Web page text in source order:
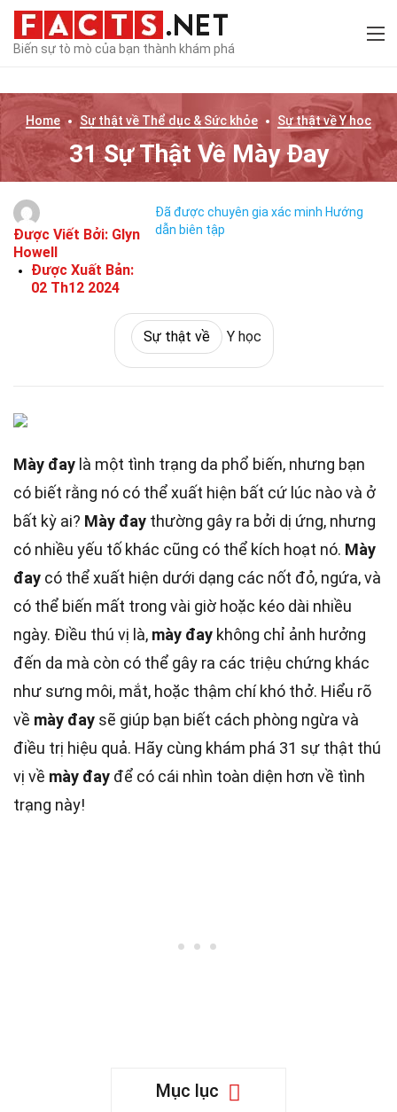
Biến sự tò mò của bạn thành khám phá
Home Sự thật về Thể dục & Sức khỏe Sự thật vềY học
31 Sự Thật Về Mày Đay
Được Viết Bởi: Glyn
Howell
Được Xuất Bản:
02 Th12 2024
Đã được chuyên gia xác minh Hướng
dẫn biên tập
Sự thật về Y học
Mày đay là một tình trạng da phổ biến, nhưng bạn
có biết rằng nó có thể xuất hiện bất cứ lúc nào và ở
bất kỳ ai? Mày đay thường gây ra bởi dị ứng, nhưng
có nhiều yếu tố khác cũng có thể kích hoạt nó. Mày
đay có thể xuất hiện dưới dạng các nốt đỏ, ngứa, và
có thể biến mất trong vài giờ hoặc kéo dài nhiều
ngày. Điều thú vị là, mày đay không chỉ ảnh hưởng
đến da mà còn có thể gây ra các triệu chứng khác
như sưng môi, mắt, hoặc thậm chí khó thở. Hiểu rõ
về mày đay sẽ giúp bạn biết cách phòng ngừa và
điều trị hiệu quả. Hãy cùng khám phá 31 sự thật thú
vị về mày đay để có cái nhìn toàn diện hơn về tình
trạng này!
Mục lục